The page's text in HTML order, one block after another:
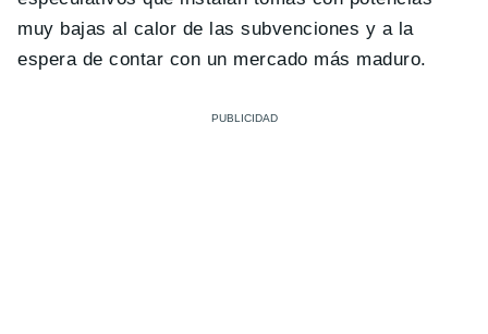
muy bajas al calor de las subvenciones y a la
espera de contar con un mercado más maduro.